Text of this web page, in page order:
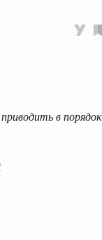
в порядок